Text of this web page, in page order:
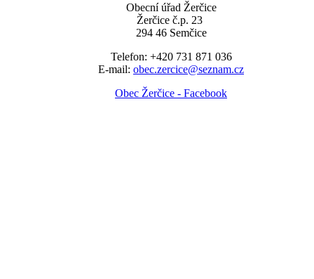
Obecní úřad Žerčice
Žerčice č.p. 23
294 46 Semčice
Telefon: +420 731 871 036
E-mail: obec.zercice@seznam.cz
Obec Žerčice - Facebook